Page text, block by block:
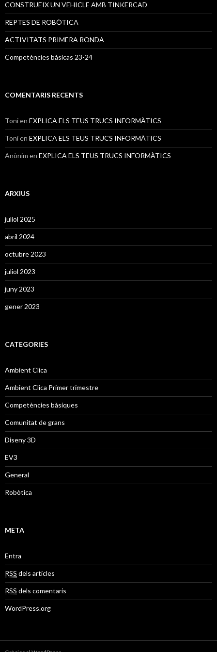
CONSTRUEIX UN VEHICLE AMB TINKERCAD
REPTES DE ROBÒTICA
ACTIVITATS PRIMERA RONDA
Competències bàsicas 23-24
COMENTARIS RECENTS
Tonien EXPLICA ELS TEUS TRUCS INFORMÀTICS
Tonien EXPLICA ELS TEUS TRUCS INFORMÀTICS
Anònim en EXPLICA ELS TEUS TRUCS INFORMÀTICS
ARXIUS
juliol 2025
abril 2024
octubre 2023
juliol 2023
juny 2023
gener 2023
CATEGORIES
Ambient Clica
Ambient Clica Primer trimestre
Competències bàsiques
Comunitat de grans
Diseny 3D
EV3
General
Robòtica
META
Entra
RSS dels articles
RSS dels comentaris
WordPress.org